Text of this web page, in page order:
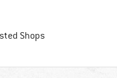
Shops